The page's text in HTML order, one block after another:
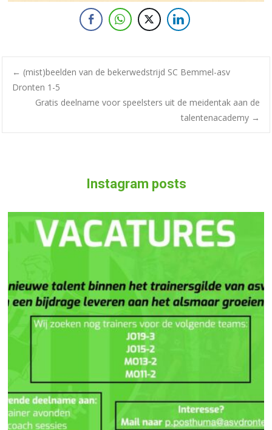
← (mist)beelden van de bekerwedstrijd SC Bemmel-asv
Dronten 1-5
Gratis deelname voor speelsters uit de meidentak aan de
talentenacademy →
Instagram posts